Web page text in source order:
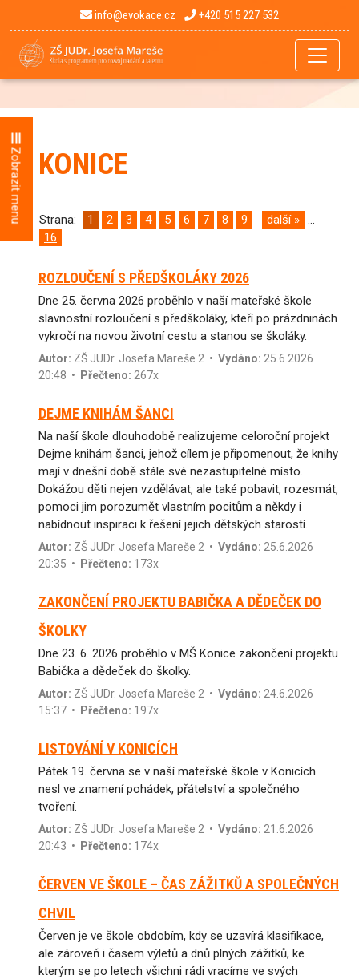
info@evokace.cz +420 515 227 532
KONICE
Strana: 1 2 3 4 5 6 7 8 9 další » ...
16
ROZLOUČENÍ S PŘEDŠKOLÁKY 2026
Dne 25. června 2026 proběhlo v naší mateřské škole
slavnostní rozloučení s předškoláky, kteří po prázdninách
vykročí na novou životní cestu a stanou se školáky.
Autor: ZŠ JUDr. Josefa Mareše 2 • Vydáno: 25.6.2026
20:48 •
Přečteno: 267x
DEJME KNIHÁM ŠANCI
Na naší škole dlouhodobě realizujeme celoroční projekt
Dejme knihám šanci, jehož cílem je připomenout, že knihy
mají v dnešní době stále své nezastupitelné místo.
Dokážou děti nejen vzdělávat, ale také pobavit, rozesmát,
pomoci jim porozumět vlastním pocitům a někdy i
nabídnout inspiraci k řešení jejich dětských starostí.
Autor: ZŠ JUDr. Josefa Mareše 2 • Vydáno: 25.6.2026
20:35 •
Přečteno: 173x
ZAKONČENÍ PROJEKTU BABIČKA A DĚDEČEK DO
ŠKOLKY
Dne 23. 6. 2026 proběhlo v MŠ Konice zakončení projektu
Babička a dědeček do školky.
Autor: ZŠ JUDr. Josefa Mareše 2 • Vydáno: 24.6.2026
15:37 •
Přečteno: 197x
LISTOVÁNÍ V KONICÍCH
Pátek 19. června se v naší mateřské škole v Konicích
nesl ve znamení pohádek, přátelství a společného
tvoření.
Autor: ZŠ JUDr. Josefa Mareše 2 • Vydáno: 21.6.2026
20:43 •
Přečteno: 174x
ČERVEN VE ŠKOLE – ČAS ZÁŽITKŮ A SPOLEČNÝCH
CHVIL
Červen je ve škole obdobím, kdy se uzavírá klasifikace,
ale zároveň i časem výletů a dnů plných zážitků, ke
kterým se po letech všichni rádi vracíme ve svých
Zobrazit menu